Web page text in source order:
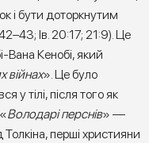
і бути доторкнутим
Ів. 20:17; 21:9). Це
Вана Кенобі, який
війнах». Це було
у тілі, після того як
Володарі перснів» —
Толкіна, перші християни